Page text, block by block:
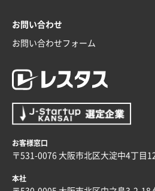
お問い合わせ
お問い合わせフォーム
お客様窓口
〒531-0076 大阪市北区大淀中4丁目
本社